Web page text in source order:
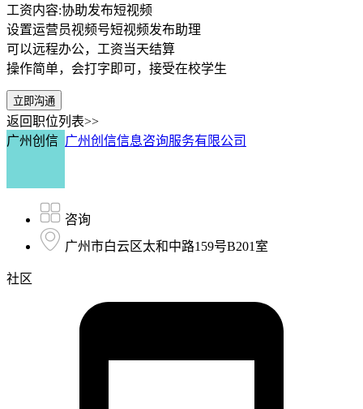
工资内容:协助发布短视频
设置运营员视频号短视频发布助理
可以远程办公，工资当天结算
操作简单，会打字即可，接受在校学生
立即沟通
返回职位列表>>
广州创信 广州创信信息咨询服务有限公司
咨询
广州市白云区太和中路159号B201室
社区